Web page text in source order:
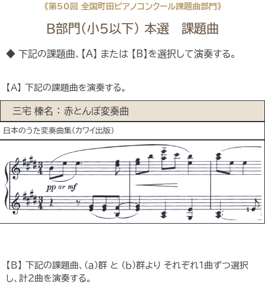
《第50回 全国町田ピアノコンクール課題曲部門》
B部門（小5以下） 本選 課題曲
◆ 下記の課題曲、【A】 または 【B】を選択して演奏する。
【A】 下記の課題曲を演奏する。
三宅 榛名 ： 赤とんぼ変奏曲
日本のうた変奏曲集(カワイ出版)
【B】 下記の課題曲、(ａ)群 と (ｂ)群より それぞれ1曲ずつ選択
し、計2曲を演奏する。